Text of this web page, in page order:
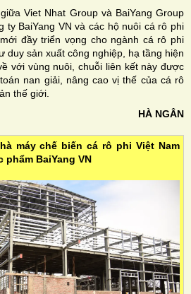
Viet Nhat Group và BaiYang Group
ty BaiYang VN và các hộ nuôi cá rô phi
đầy triển vọng cho ngành cá rô phi
duy sản xuất công nghiệp, hạ tầng hiện
với vùng nuôi, chuỗi liên kết này được
nan giải, nâng cao vị thế của cá rô
thế giới.
HÀ NGÂN
máy chế biến cá rô phi Việt Nam
phẩm BaiYang VN